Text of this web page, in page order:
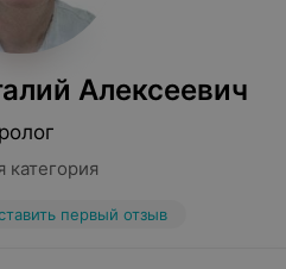
Алексеевич
категория
первый отзыв